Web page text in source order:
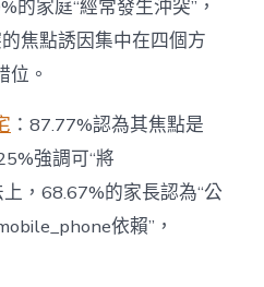
家庭“經常發生沖突”，
焦點誘因集中在四個方
位。
：87.77%認為其焦點是
強調可“將
，68.67%的家長認為“公
依賴”，